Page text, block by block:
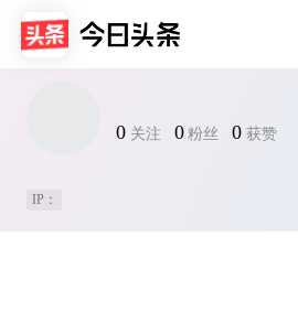
0 关注 0 粉丝 0 获赞
IP：